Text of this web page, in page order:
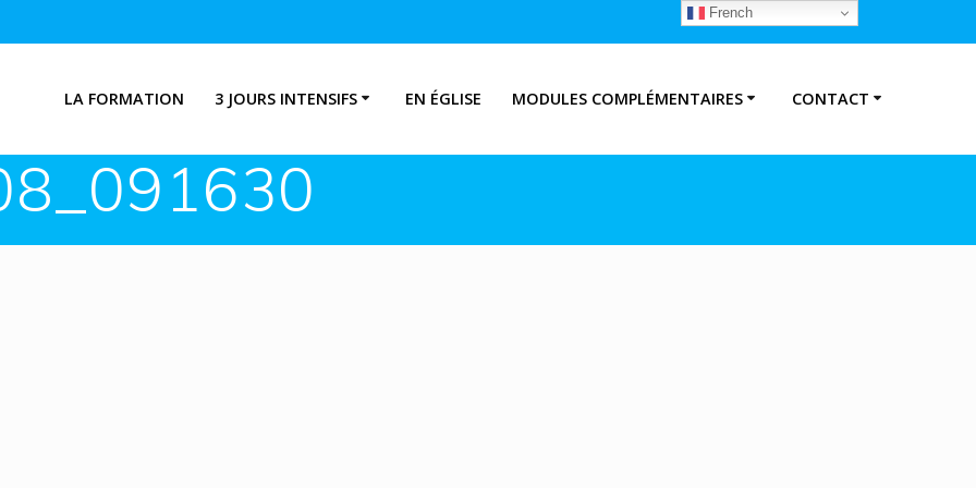
LA FORMATION 3 JOURS INTENSIFS EN ÉGLISE MODULES COMPLÉMENTAIRES CONTACT
French